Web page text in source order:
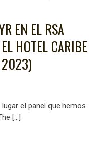
EN EL RSA
HOTEL CARIBE
2023)
el panel que hemos
[…]